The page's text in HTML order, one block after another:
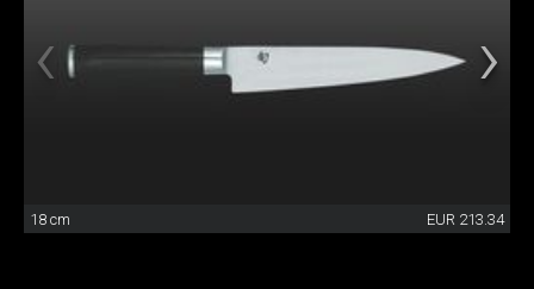
18 cm EUR 213.34